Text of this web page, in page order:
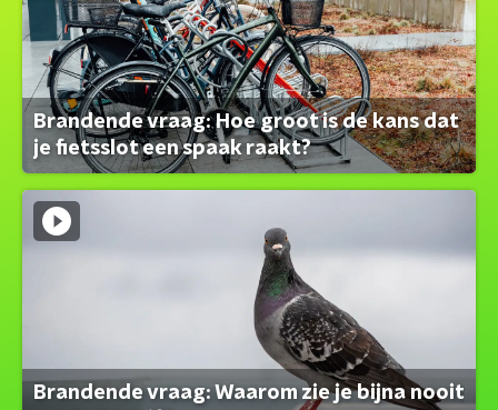
Brandende vraag: Hoe groot is de kans dat
je fietsslot een spaak raakt?
Brandende vraag: Waarom zie je bijna nooit